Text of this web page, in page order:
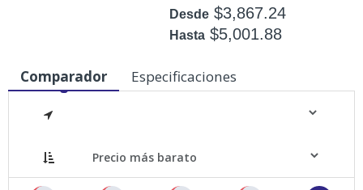
Desde $3,867.24
Hasta $5,001.88
Comparador Especificaciones